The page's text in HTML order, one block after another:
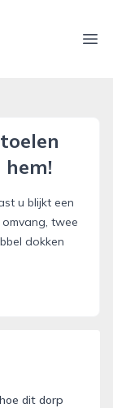
u blijkt een
twee
dokken
dit dorp